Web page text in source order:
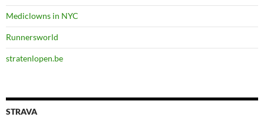
Mediclowns in NYC
Runnersworld
stratenlopen.be
STRAVA